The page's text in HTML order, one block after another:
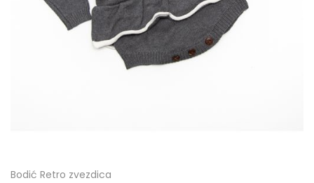
Bodić Retro zvezdica